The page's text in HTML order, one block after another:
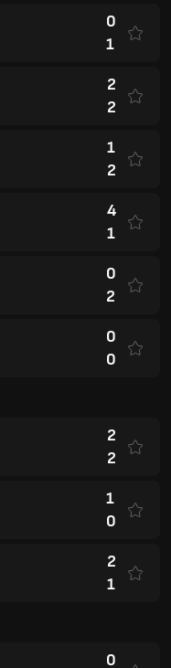
0
1
2
2
1
2
4
1
0
2
0
0
2
2
1
0
2
1
0